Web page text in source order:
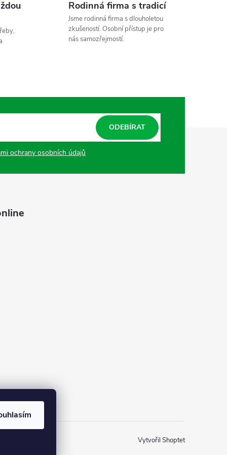
Rodinná firma s tradicí
Jsme rodinná firma s dlouholetou
zkušeností. Osobní přístup je pro
nás samozřejmostí.
ochrany osobních údajů
ODEBÍRAT
Vytvořil Shoptet